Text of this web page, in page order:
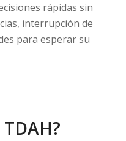
rápidas sin
interrupción de
para esperar su
TDAH?